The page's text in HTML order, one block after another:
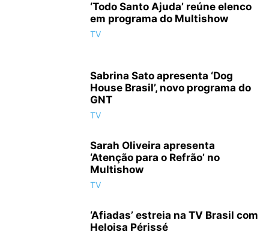
‘Todo Santo Ajuda’ reúne elenco
em programa do Multishow
TV
Sabrina Sato apresenta ‘Dog
House Brasil’, novo programa do
GNT
TV
Sarah Oliveira apresenta
‘Atenção para o Refrão’ no
Multishow
TV
‘Afiadas’ estreia na TV Brasil com
Heloisa Périssé